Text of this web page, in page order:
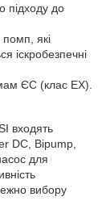
підходу до
помп, які
іскробезпечні
ЄС (клас EX).
входять
DC, Bipump,
для
вибору